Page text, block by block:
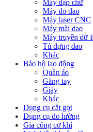
Máy dập chữ
Máy đo dao
Máy laser CNC
Máy mài dao
Máy truyền dữ
Tủ đựng dao
Khác
Bảo hộ lao động
Quần áo
Găng tay
Giày
Khác
Dụng cụ cắt gọt
Dụng cụ đo lường
Gia công cơ khí